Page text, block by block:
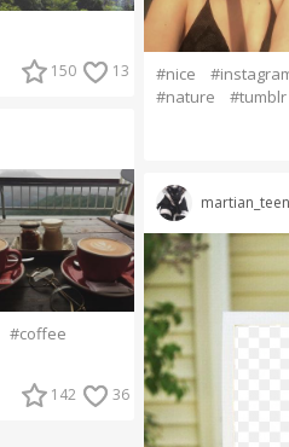
150 13
#coffee
142 36
#nice
#nature
#tumblr